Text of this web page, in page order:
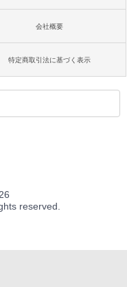
会社概要
特定商取引法に基づく表示
reserved.